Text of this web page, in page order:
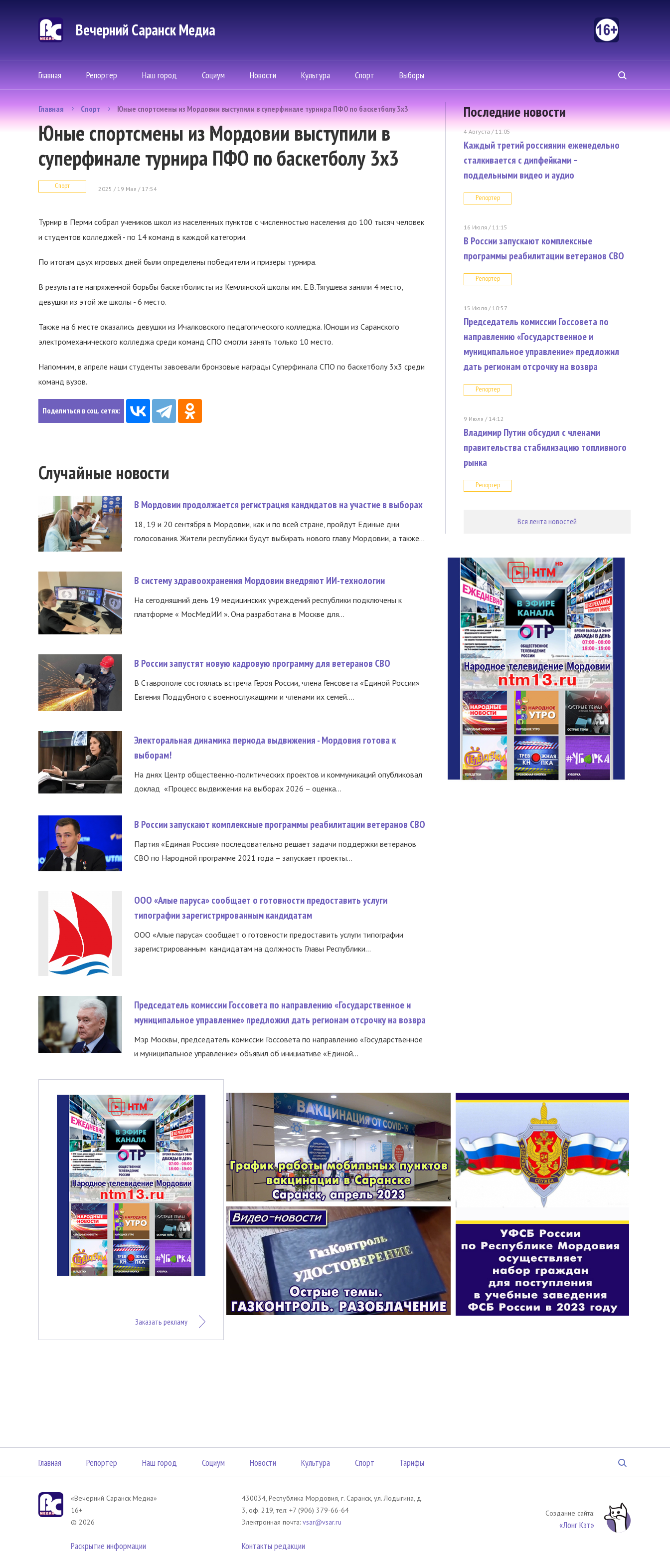
Вечерний Саранск Mедиа
Главная Репортер Наш город Социум Новости Культура Спорт Выборы
Главная Спорт Юные спортсмены из Мордовии выступили в суперфинале турнира ПФО по баскетболу 3х3
Юные спортсмены из Мордовии выступили в
суперфинале турнира ПФО по баскетболу 3х3
Спорт 2025 / 19 Мая / 17:54
Турнир в Перми собрал учеников школ из населенных пунктов с численностью населения до 100 тысяч человек
и студентов колледжей - по 14 команд в каждой категории.
По итогам двух игровых дней были определены победители и призеры турнира.
В результате напряженной борьбы баскетболисты из Кемлянской школы им. Е.В.Тягушева заняли 4 место,
девушки из этой же школы - 6 место.
Также на 6 месте оказались девушки из Ичалковского педагогического колледжа. Юноши из Саранского
электромеханического колледжа среди команд СПО смогли занять только 10 место.
Напомним, в апреле наши студенты завоевали бронзовые награды Суперфинала СПО по баскетболу 3х3 среди
команд вузов.
Поделиться в соц. сетях:
Случайные новости
В Мордовии продолжается регистрация кандидатов на участие в выборах
18, 19 и 20 сентября в Мордовии, как и по всей стране, пройдут Единые дни
голосования. Жители республики будут выбирать нового главу Мордовии, а также...
В систему здравоохранения Мордовии внедряют ИИ-технологии
На сегодняшний день 19 медицинских учреждений республики подключены к
платформе « МосМедИИ ». Она разработана в Москве для...
В России запустят новую кадровую программу для ветеранов СВО
В Ставрополе состоялась встреча Героя России, члена Генсовета «Единой России»
Евгения Поддубного с военнослужащими и членами их семей....
Электоральная динамика периода выдвижения - Мордовия готова к
выборам!
На днях Центр общественно-политических проектов и коммуникаций опубликовал
доклад «Процесс выдвижения на выборах 2026 – оценка...
В России запускают комплексные программы реабилитации ветеранов СВО
Партия «Единая Россия» последовательно решает задачи поддержки ветеранов
СВО по Народной программе 2021 года – запускает проекты...
ООО «Алые паруса» сообщает о готовности предоставить услуги
типографии зарегистрированным кандидатам
ООО «Алые паруса» сообщает о готовности предоставить услуги типографии
зарегистрированным кандидатам на должность Главы Республики...
Председатель комиссии Госсовета по направлению «Государственное и
муниципальное управление» предложил дать регионам отсрочку на возвра
Мэр Москвы, председатель комиссии Госсовета по направлению «Государственное
и муниципальное управление» объявил об инициативе «Единой...
Последние новости
4 Августа / 11:05
Каждый третий россиянин еженедельно
сталкивается с дипфейками –
поддельными видео и аудио
Репортер
16 Июля / 11:15
В России запускают комплексные
программы реабилитации ветеранов СВО
Репортер
15 Июля / 10:57
Председатель комиссии Госсовета по
направлению «Государственное и
муниципальное управление» предложил
дать регионам отсрочку на возвра
Репортер
9 Июля / 14:12
Владимир Путин обсудил с членами
правительства стабилизацию топливного
рынка
Репортер
Вся лента новостей
Заказать рекламу
Главная Репортер Наш город Социум Новости Культура Спорт Тарифы
«Вечерний Саранск Mедиа»
16+
© 2026
Раскрытие информации
430034, Республика Мордовия, г. Саранск, ул. Лодыгина, д.
3, оф. 219, тел: +7 (906) 379-66-64
Электронная почта: vsar@vsar.ru
Контакты редакции
Создание сайта:
«Лонг Кэт»